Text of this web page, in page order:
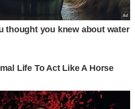
exames realizados por
identificar características